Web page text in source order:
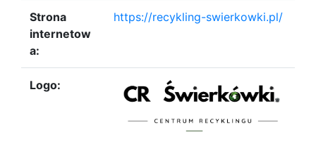
Strona
internetow
a:
https://recykling-swierkowki.pl/
Logo: